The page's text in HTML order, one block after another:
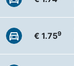
€ 1.759